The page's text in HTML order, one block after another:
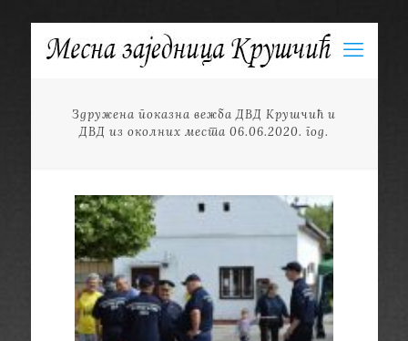
Здружена показна вежба ДВД Крушчић и
ДВД из околних места 06.06.2020. год.